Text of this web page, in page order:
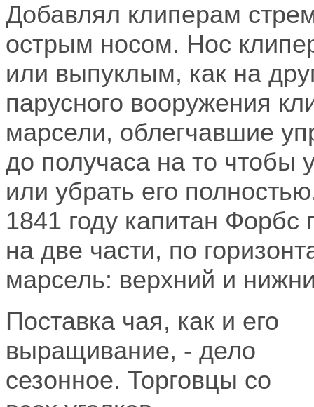
Добавлял клиперам
острым носом. Нос
или выпуклым, как на
парусного вооружения
марсели, облегчавшие
до получаса на то
или убрать его
1841 году капитан
на две части, по
марсель: верхний и
Поставка чая, как и его
выращивание, - дело
сезонное. Торговцы со